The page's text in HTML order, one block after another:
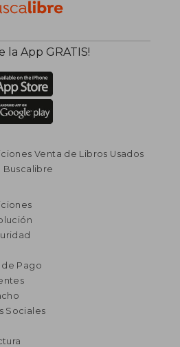
la App GRATIS!
Venta de Libros Usados
Buscalibre
de Pago
Sociales